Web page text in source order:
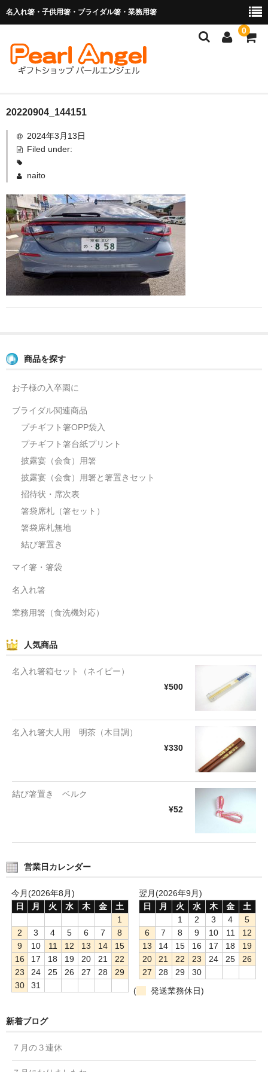
名入れ箸・子供用箸・ブライダル箸・業務用箸
0
商品を探す
お子様の入卒園に
業務用箸（食洗機対応）
マイ箸・箸袋
ご利用ガイド
よくあるご質問
20220904_144151
2024年3月13日
Filed under:
naito
商品を探す
お子様の入卒園に
ブライダル関連商品
プチギフト箸OPP袋入
プチギフト箸台紙プリント
披露宴（会食）用箸
披露宴（会食）用箸と箸置きセット
招待状・席次表
箸袋席札（箸セット）
箸袋席札無地
結び箸置き
マイ箸・箸袋
名入れ箸
業務用箸（食洗機対応）
人気商品
名入れ箸箱セット（ネイビー）
¥500
名入れ箸大人用 明茶（木目調）
¥330
結び箸置き ベルク
¥52
営業日カレンダー
今月(2026年8月)
日
月 火 水 木 金
土
1
2
3 4 5 6 7
8
9
10 11 12 13 14
15
16
17 18 19 20 21
22
23
24 25 26 27 28
29
30
31
翌月(2026年9月)
日
月 火 水 木 金
土
1
2 3 4
5
6
7 8 9 10 11
12
13
14 15 16 17 18
19
20
21 22 23 24 25
26
27
28 29
30
(
発送業務休日)
新着ブログ
７月の３連休